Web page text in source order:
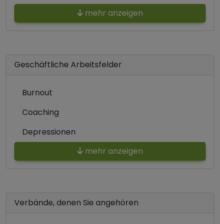
mehr anzeigen
Geschäftliche Arbeitsfelder
Burnout
Coaching
Depressionen
mehr anzeigen
Verbände, denen Sie angehören